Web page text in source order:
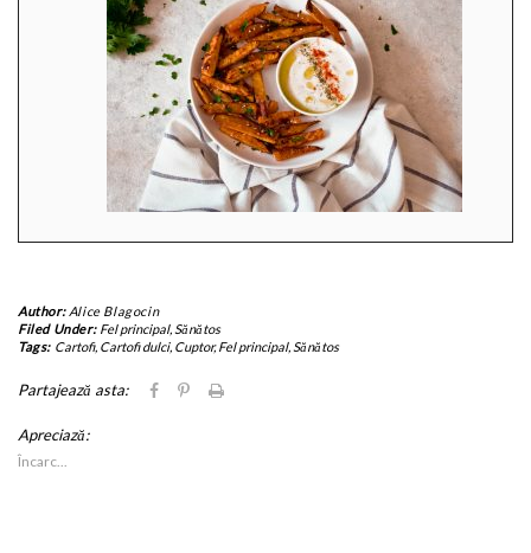
Author: Alice Blagocin
Filed Under: Fel principal,Sănătos
Tags: Cartofi, Cartofi dulci, Cuptor,Fel principal,Sănătos
Partajează asta: Dă
clic
Dă
clic
Apreciază:
Încarc...